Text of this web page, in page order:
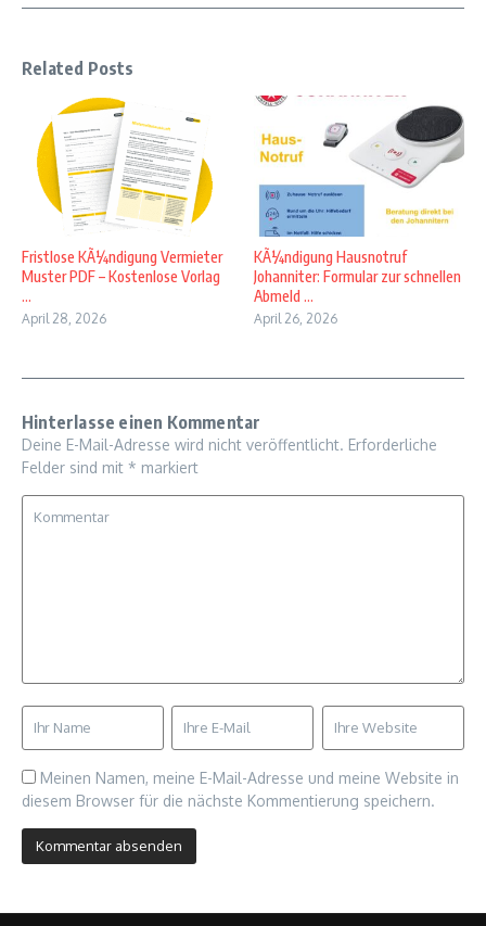
Related Posts
Fristlose KÃ¼ndigung Vermieter
Muster PDF – Kostenlose Vorlag
...
April 28, 2026
KÃ¼ndigung Hausnotruf
Johanniter: Formular zur schnellen
Abmeld ...
April 26, 2026
Hinterlasse einen Kommentar
Deine E-Mail-Adresse wird nicht veröffentlicht. Erforderliche
Felder sind mit * markiert
Meinen Namen, meine E-Mail-Adresse und meine Website in
diesem Browser für die nächste Kommentierung speichern.